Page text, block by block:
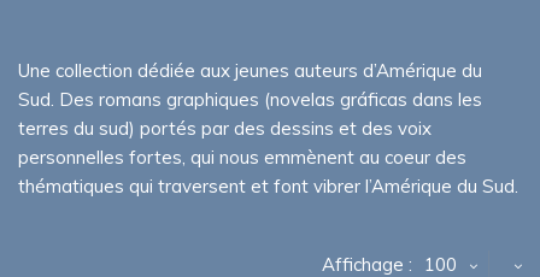
Une collection dédiée aux jeunes auteurs d’Amérique du
Sud. Des romans graphiques (novelas gráficas dans les
terres du sud) portés par des dessins et des voix
personnelles fortes, qui nous emmènent au coeur des
thématiques qui traversent et font vibrer l’Amérique du Sud.
Affichage : 100